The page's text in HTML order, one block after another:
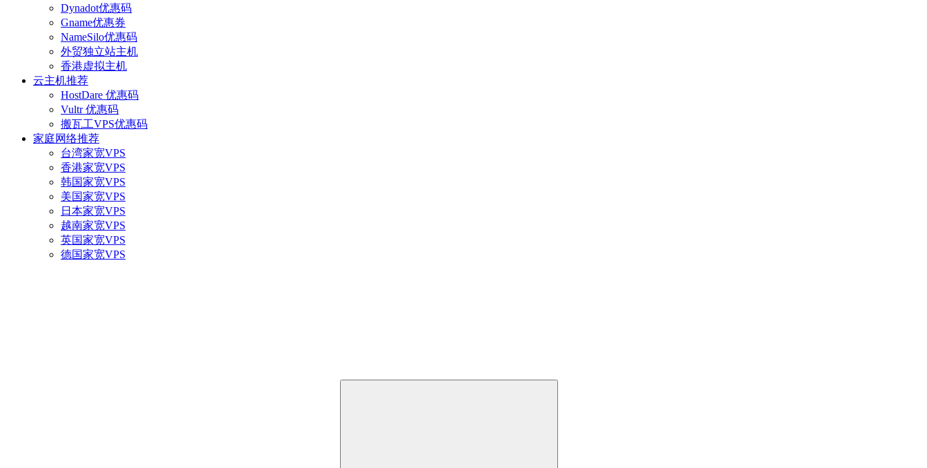
Dynadot优惠码
Gname优惠券
NameSilo优惠码
外贸独立站主机
香港虚拟主机
云主机推荐
HostDare 优惠码
Vultr 优惠码
搬瓦工VPS优惠码
家庭网络推荐
台湾家宽VPS
香港家宽VPS
韩国家宽VPS
美国家宽VPS
日本家宽VPS
越南家宽VPS
英国家宽VPS
德国家宽VPS